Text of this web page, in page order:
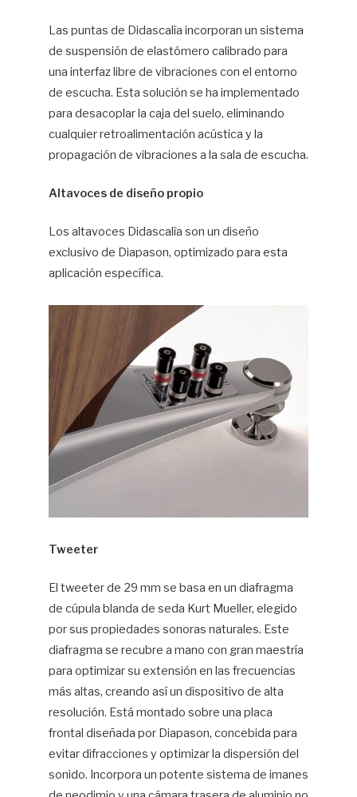
Las puntas de Didascalìa incorporan un sistema
de suspensión de elastómero calibrado para
una interfaz libre de vibraciones con el entorno
de escucha. Esta solución se ha implementado
para desacoplar la caja del suelo, eliminando
cualquier retroalimentación acústica y la
propagación de vibraciones a la sala de escucha.
Altavoces de diseño propio
Los altavoces Didascalìa son un diseño
exclusivo de Diapason, optimizado para esta
aplicación específica.
Tweeter
El tweeter de 29 mm se basa en un diafragma
de cúpula blanda de seda Kurt Mueller, elegido
por sus propiedades sonoras naturales. Este
diafragma se recubre a mano con gran maestría
para optimizar su extensión en las frecuencias
más altas, creando así un dispositivo de alta
resolución. Está montado sobre una placa
frontal diseñada por Diapason, concebida para
evitar difracciones y optimizar la dispersión del
sonido. Incorpora un potente sistema de imanes